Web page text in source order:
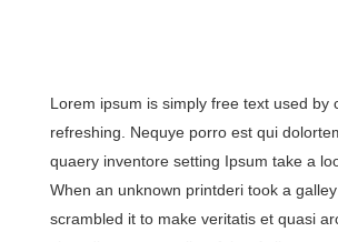
Lorem ipsum is simply free text used by
refreshing. Nequye porro est qui
quaery inventore setting Ipsum take a
When an unknown printderi took a
scrambled it to make veritatis et quasi